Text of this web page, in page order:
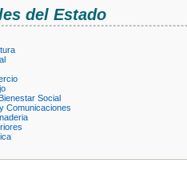
del Estado
Social
Comunicaciones